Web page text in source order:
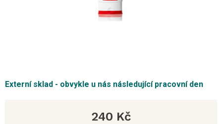
Externí sklad - obvykle u nás následující pracovní den
240 Kč